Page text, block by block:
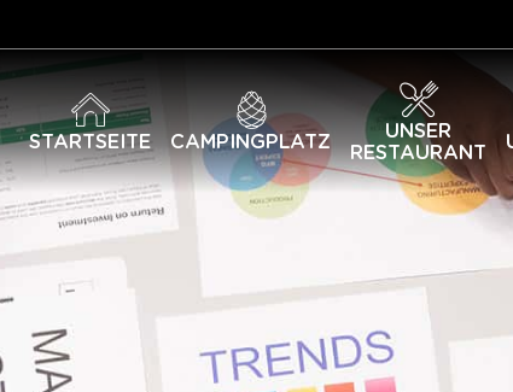
STARTSEITE CAMPINGPLATZ
UNSER
RESTAURANT